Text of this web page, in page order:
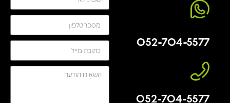
052-704-5577
052-704-5577